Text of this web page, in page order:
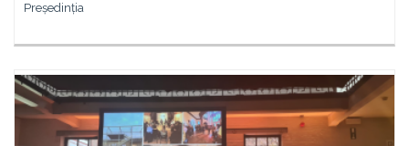
Președinția